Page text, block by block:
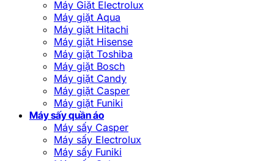
Máy Giặt Electrolux
Máy giặt Aqua
Máy giặt Hitachi
Máy giặt Hisense
Máy giặt Toshiba
Máy giặt Bosch
Máy giặt Candy
Máy giặt Casper
Máy giặt Funiki
Máy sấy quần áo
Máy sấy Casper
Máy sấy Electrolux
Máy sấy Funiki